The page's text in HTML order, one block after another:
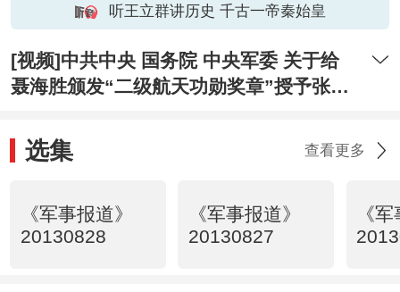
听王立群讲历史 千古一帝秦始皇
[视频]中共中央 国务院 中央军委 关于给
聂海胜颁发“二级航天功勋奖章”授予张晓
发“三级航天功勋奖章”的决定
选集 查看更多
《军事报道》
20130828
《军事报道》
20130827
《